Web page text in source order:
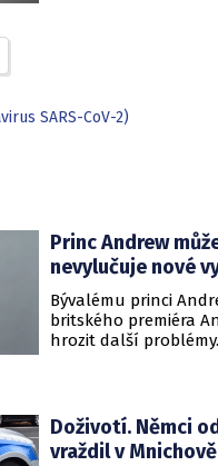
SARS-CoV-2)
Princ Andrew
nevylučuje nové
Bývalému princi
britského premiéra
hrozit další
Doživotí. Němci
vraždil v Mnichově